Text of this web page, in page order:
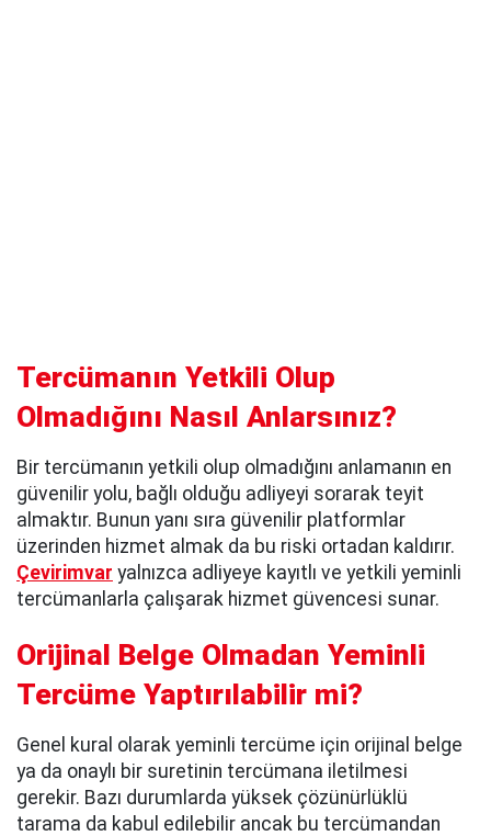
Tercümanın Yetkili Olup
Olmadığını Nasıl Anlarsınız?
Bir tercümanın yetkili olup olmadığını anlamanın en
güvenilir yolu, bağlı olduğu adliyeyi sorarak teyit
almaktır. Bunun yanı sıra güvenilir platformlar
üzerinden hizmet almak da bu riski ortadan kaldırır.
Çevirimvar yalnızca adliyeye kayıtlı ve yetkili yeminli
tercümanlarla çalışarak hizmet güvencesi sunar.
Orijinal Belge Olmadan Yeminli
Tercüme Yaptırılabilir mi?
Genel kural olarak yeminli tercüme için orijinal belge
ya da onaylı bir suretinin tercümana iletilmesi
gerekir. Bazı durumlarda yüksek çözünürlüklü
tarama da kabul edilebilir ancak bu tercümandan